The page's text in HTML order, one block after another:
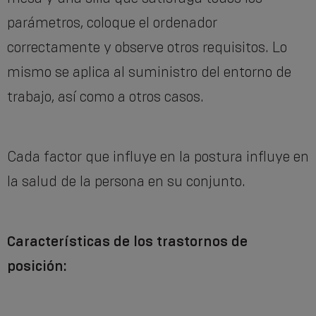
parámetros, coloque el ordenador
correctamente y observe otros requisitos. Lo
mismo se aplica al suministro del entorno de
trabajo, así como a otros casos.
Cada factor que influye en la postura influye en
la salud de la persona en su conjunto.
Características de los trastornos de
posición: